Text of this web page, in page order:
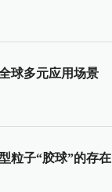
球多元应用场景
粒子“胶球”的存在